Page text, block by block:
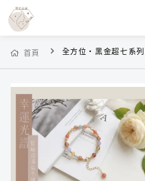
首頁 全方位・黑金超七系列